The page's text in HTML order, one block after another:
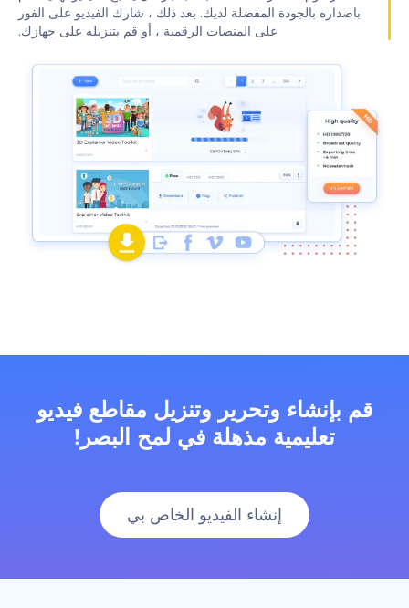
باصداره بالجودة المفضلة لديك. بعد ذلك ، شارك الفيديو على الفور
على المنصات الرقمية ، أو قم بتنزيله على جهازك.‬
‫قم بإنشاء وتحرير وتنزيل مقاطع فيديو
تعليمية مذهلة في لمح البصر!‬
‫إنشاء الفيديو الخاص بي‬